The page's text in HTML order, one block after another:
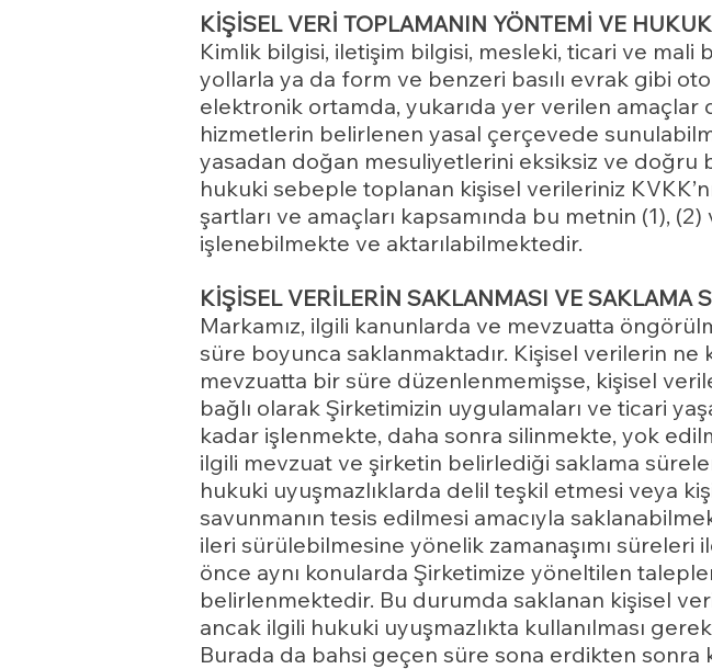
KİŞİSEL VERİ TOPLAMANIN YÖNTEMİ VE
Kimlik bilgisi, iletişim bilgisi, mesleki, ticari ve
yollarla ya da form ve benzeri basılı evrak gibi
elektronik ortamda, yukarıda yer verilen
hizmetlerin belirlenen yasal çerçevede
yasadan doğan mesuliyetlerini eksiksiz ve doğru
hukuki sebeple toplanan kişisel verileriniz
şartları ve amaçları kapsamında bu metnin (1),
işlenebilmekte ve aktarılabilmektedir.
KİŞİSEL VERİLERİN SAKLANMASI VE SAKLAMA
Markamız, ilgili kanunlarda ve mevzuatta
süre boyunca saklanmaktadır. Kişisel verilerin
mevzuatta bir süre düzenlenmemişse, kişisel
bağlı olarak Şirketimizin uygulamaları ve ticari
kadar işlenmekte, daha sonra silinmekte, yok
ilgili mevzuat ve şirketin belirlediği saklama
hukuki uyuşmazlıklarda delil teşkil etmesi veya
savunmanın tesis edilmesi amacıyla
ileri sürülebilmesine yönelik zamanaşımı süreleri
önce aynı konularda Şirketimize yöneltilen
belirlenmektedir. Bu durumda saklanan kişisel
ancak ilgili hukuki uyuşmazlıkta kullanılması
Burada da bahsi geçen süre sona erdikten